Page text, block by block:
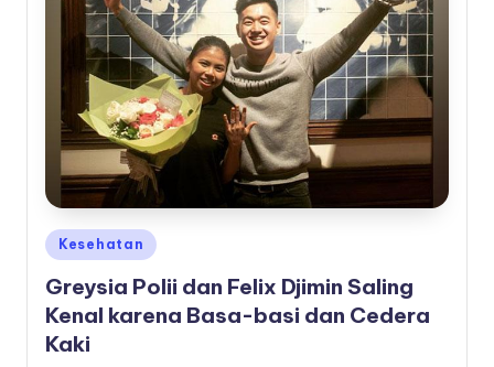
Posted
in
Kesehatan
Greysia Polii dan Felix Djimin Saling
Kenal karena Basa-basi dan Cedera
Kaki